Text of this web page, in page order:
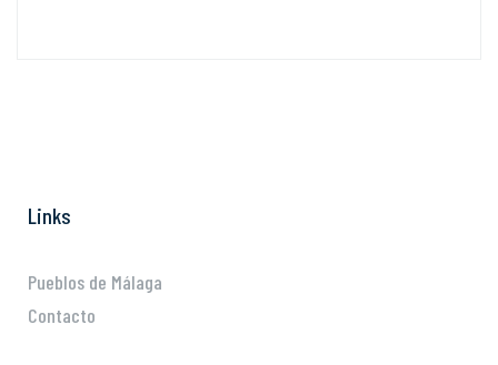
Links
Pueblos de Málaga
Contacto